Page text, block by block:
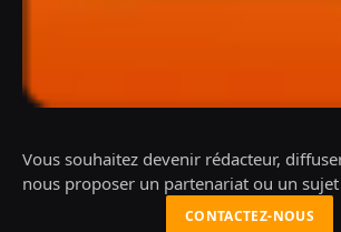
Vous souhaitez devenir rédacteur,
nous proposer un partenariat ou un sujet
CONTACTEZ-NOUS